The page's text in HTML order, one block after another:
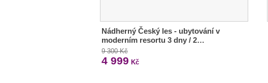
Nádherný Český les - ubytování v
moderním resortu 3 dny / 2…
9 300 Kč
4 999 Kč